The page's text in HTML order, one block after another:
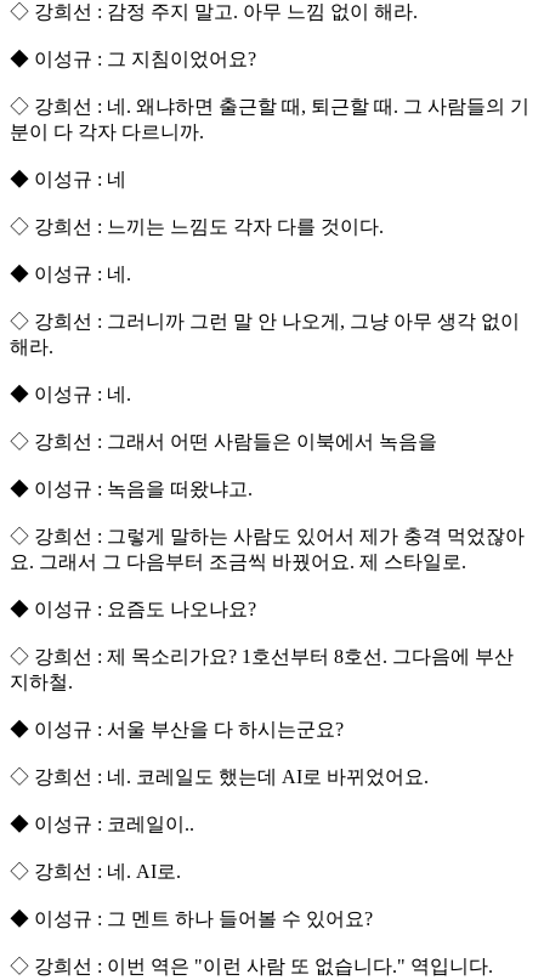
◇ 강희선 : 감정 주지 말고. 아무 느낌 없이 해라.
◆ 이성규 : 그 지침이었어요?
◇ 강희선 : 네. 왜냐하면 출근할 때, 퇴근할 때. 그 사람들의 기
분이 다 각자 다르니까.
◆ 이성규 : 네
◇ 강희선 : 느끼는 느낌도 각자 다를 것이다.
◆ 이성규 : 네.
◇ 강희선 : 그러니까 그런 말 안 나오게, 그냥 아무 생각 없이
해라.
◆ 이성규 : 네.
◇ 강희선 : 그래서 어떤 사람들은 이북에서 녹음을
◆ 이성규 : 녹음을 떠왔냐고.
◇ 강희선 : 그렇게 말하는 사람도 있어서 제가 충격 먹었잖아
요. 그래서 그 다음부터 조금씩 바꿨어요. 제 스타일로.
◆ 이성규 : 요즘도 나오나요?
◇ 강희선 : 제 목소리가요? 1호선부터 8호선. 그다음에 부산
지하철.
◆ 이성규 : 서울 부산을 다 하시는군요?
◇ 강희선 : 네. 코레일도 했는데 AI로 바뀌었어요.
◆ 이성규 : 코레일이..
◇ 강희선 : 네. AI로.
◆ 이성규 : 그 멘트 하나 들어볼 수 있어요?
◇ 강희선 : 이번 역은 "이런 사람 또 없습니다." 역입니다.